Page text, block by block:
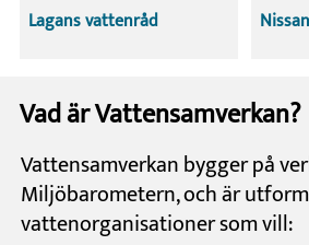
Lagans vattenråd
Vad är Vattensamverkan?
Vattensamverkan bygger på
Miljöbarometern, och är
vattenorganisationer som vill: